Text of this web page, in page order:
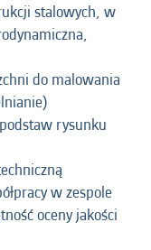
stalowych, w
do malowania
rysunku
w zespole
oceny jakości